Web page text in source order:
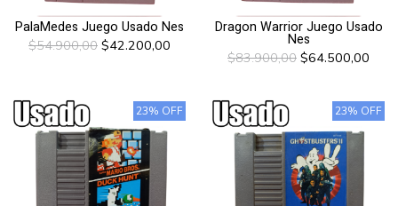
PalaMedes Juego Usado Nes
$54.900,00 $42.200,00
Dragon Warrior Juego Usado
Nes
$83.900,00 $64.500,00
23% OFF 23% OFF